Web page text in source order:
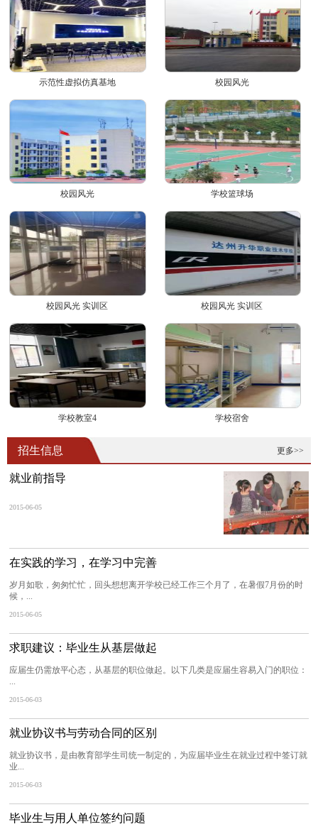
示范性虚拟仿真基地 校园风光
校园风光 学校篮球场
校园风光 实训区 校园风光 实训区
学校教室4 学校宿舍
更多>>
招生信息
就业前指导
2015-06-05
在实践的学习，在学习中完善
岁月如歌，匆匆忙忙，回头想想离开学校已经工作三个月了，在暑假7月份的时
候，...
2015-06-05
求职建议：毕业生从基层做起
应届生仍需放平心态，从基层的职位做起。以下几类是应届生容易入门的职位：
...
2015-06-03
就业协议书与劳动合同的区别
就业协议书，是由教育部学生司统一制定的，为应届毕业生在就业过程中签订就
业...
2015-06-03
毕业生与用人单位签约问题